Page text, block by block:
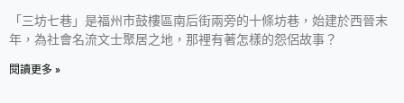
「三坊七巷」是福州市鼓樓區南后街兩旁的十條坊巷，始建於西晉末
年，為社會名流文士聚居之地，那裡有著怎樣的怨侶故事？
閱讀更多 »